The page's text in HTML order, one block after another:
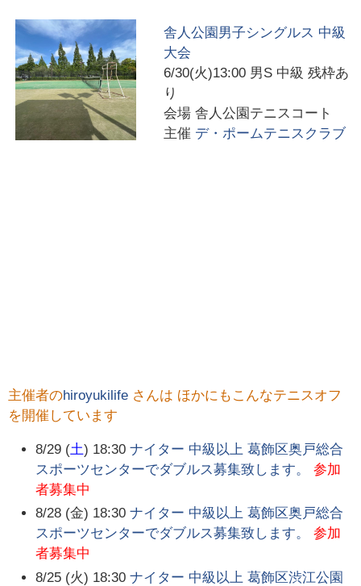
舎人公園男子シングルス 中級
大会
6/30(火)13:00 男S 中級 残枠あ
り
会場 舎人公園テニスコート
主催 デ・ポームテニスクラブ
主催者のhiroyukilife さんは ほかにもこんなテニスオフ
を開催しています
8/29 (土) 18:30 ナイター 中級以上 葛飾区奥戸総合
スポーツセンターでダブルス募集致します。
参加
者募集中
8/28 (金) 18:30 ナイター 中級以上 葛飾区奥戸総合
スポーツセンターでダブルス募集致します。
参加
者募集中
8/25 (火) 18:30 ナイター 中級以上 葛飾区渋江公園